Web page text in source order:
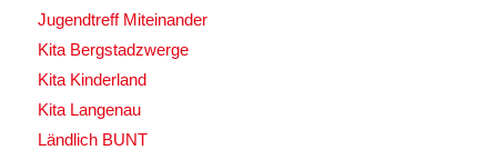
Jugendtreff Miteinander
Kita Bergstadzwerge
Kita Kinderland
Kita Langenau
Ländlich BUNT